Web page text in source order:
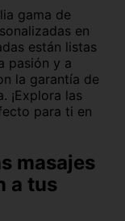
gama de
en
están listas
pasión y a
la garantía de
¡Explora las
para ti en
masajes
a tus